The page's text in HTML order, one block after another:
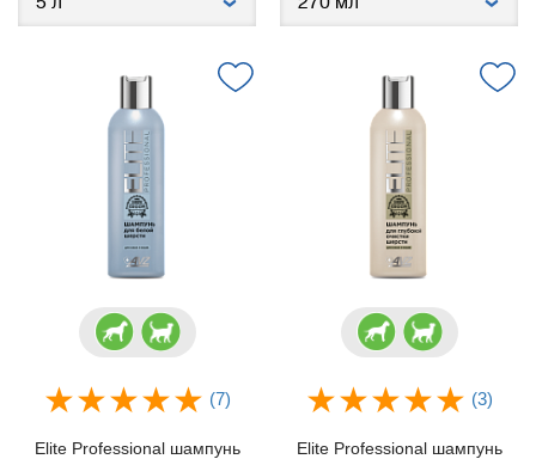
(7)
Elite Professional шампунь
(3)
Elite Professional шампунь